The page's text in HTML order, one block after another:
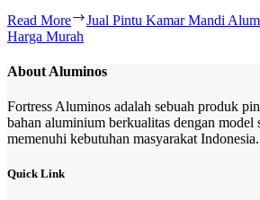
Read More
Jual Pintu Kamar Mandi
Harga Murah
About Aluminos
Fortress Aluminos adalah sebuah produk
bahan aluminium berkualitas dengan model
memenuhi kebutuhan masyarakat Indonesia.
Quick Link